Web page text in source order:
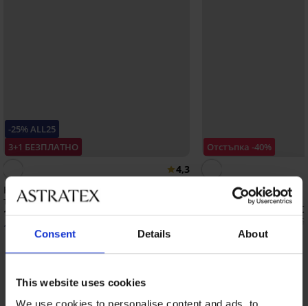
Consent Details About
This website uses cookies
-25% ALL25
3+1 БЕЗПЛАТНО
4,3
Класически бикини Violeta с висока
талия
18,99 €(37,14 лв.)
14,24 € (27,85 лв.)
Отстъпка -40%
Класически бикини
20,99 €
От същата колекция